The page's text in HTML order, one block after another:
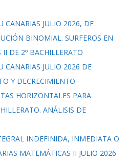
CANARIAS JULIO 2026, DE
BINOMIAL. SURFEROS EN
DE 2º BACHILLERATO
CANARIAS JULIO 2026 DE
Y DECRECIMIENTO
HORIZONTALES PARA
ANÁLISIS DE
INDEFINIDA, INMEDIATA O
MATEMÁTICAS II JULIO 2026